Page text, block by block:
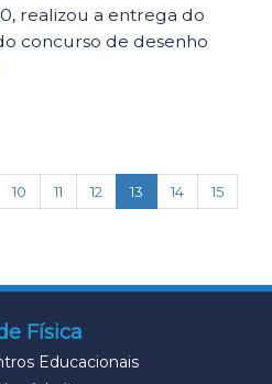
realizou a entrega do
concurso de desenho
10 11 12 13 (current)
14
15
Física
Educacionais